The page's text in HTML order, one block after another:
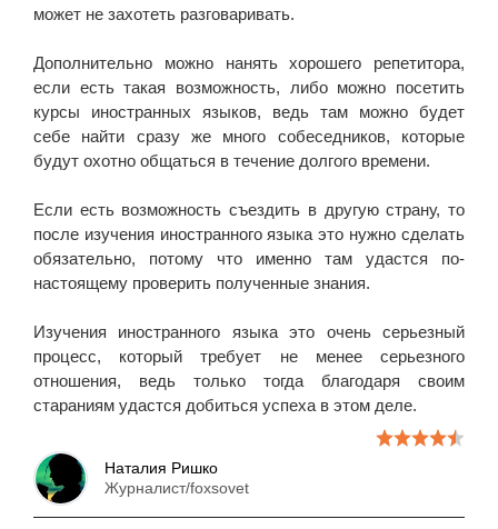
может не захотеть разговаривать.
Дополнительно можно нанять хорошего репетитора,
если есть такая возможность, либо можно посетить
курсы иностранных языков, ведь там можно будет
себе найти сразу же много собеседников, которые
будут охотно общаться в течение долгого времени.
Если есть возможность съездить в другую страну, то
после изучения иностранного языка это нужно сделать
обязательно, потому что именно там удастся по-
настоящему проверить полученные знания.
Изучения иностранного языка это очень серьезный
процесс, который требует не менее серьезного
отношения, ведь только тогда благодаря своим
стараниям удастся добиться успеха в этом деле.
Наталия Ришко
Журналист/foxsovet